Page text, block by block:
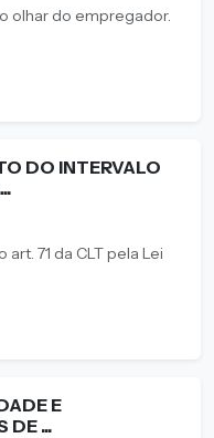
o olhar do empregador.
DO INTERVALO
art. 71 da CLT pela Lei
E
DE ...